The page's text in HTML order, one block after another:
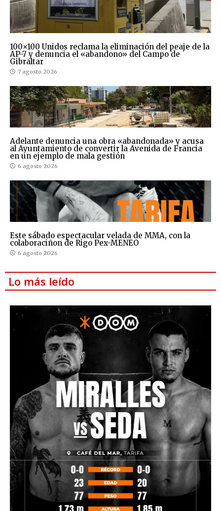
100×100 Unidos reclama la eliminación del peaje de la
AP-7 y denuncia el «abandono» del Campo de
Gibraltar
7 agosto 2026
Adelante denuncia una obra «abandonada» y acusa
al Ayuntamiento de convertir la Avenida de Francia
en un ejemplo de mala gestión
6 agosto 2026
Este sábado espectacular velada de MMA, con la
colaboraciñon de Rigo Pex-MENEO
6 agosto 2026
Lo más leído